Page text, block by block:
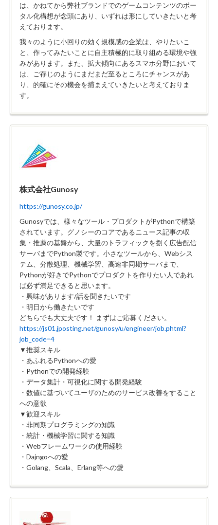
は、かねてから弊社ブランドでのゲームコンテンツのポー
タル化構想が念頭にあり、いずれは形にしていきたいと考
えております。
我々のように小回りの効く規模感の企業は、やりたいこ
と、作ってみたいことに自主積極的に取り組める環境や強
みがあります。また、拡大傾向にあるスマホ分野において
は、ご存じのようにまだまだ至るところにチャンスがあ
り、的確にその機会を捕まえていきたいと考えておりま
す。
株式会社Gunosy
https://gunosy.co.jp/
Gunosyでは、様々なツール・プロダクトがPythonで構築
されています。グノシーのコアであるニュース記事の収
集・推薦の基盤から、大量のトラフィックを捌く広告配信
サーバまでPython製です。小さなツールから、Webシス
テム、分散処理、機械学習、高速非同期サーバまで、
Pythonが好きでPythonでプロダクトを作りたい人であれ
ば必ず満足できると思います。
・興味があります/話を聞きたいです
・明日から働きたいです
どちらでも大丈夫です！ まずはご応募ください。
https://js01.jposting.net/gunosy/u/engineer/job.phtml?
job_code=4
▼推奨スキル
・あふれるPythonへの愛
・Pythonでの開発経験
・データ集計・可視化に関する開発経験
・数値に基づいてユーザのためのサービス改善をすること
への意欲
▼歓迎スキル
・非同期プログラミングの知識
・統計・機械学習に関する知識
・Webフレームワークの使用経験
・Dajngoへの愛
・Golang、Scala、Erlang等への愛